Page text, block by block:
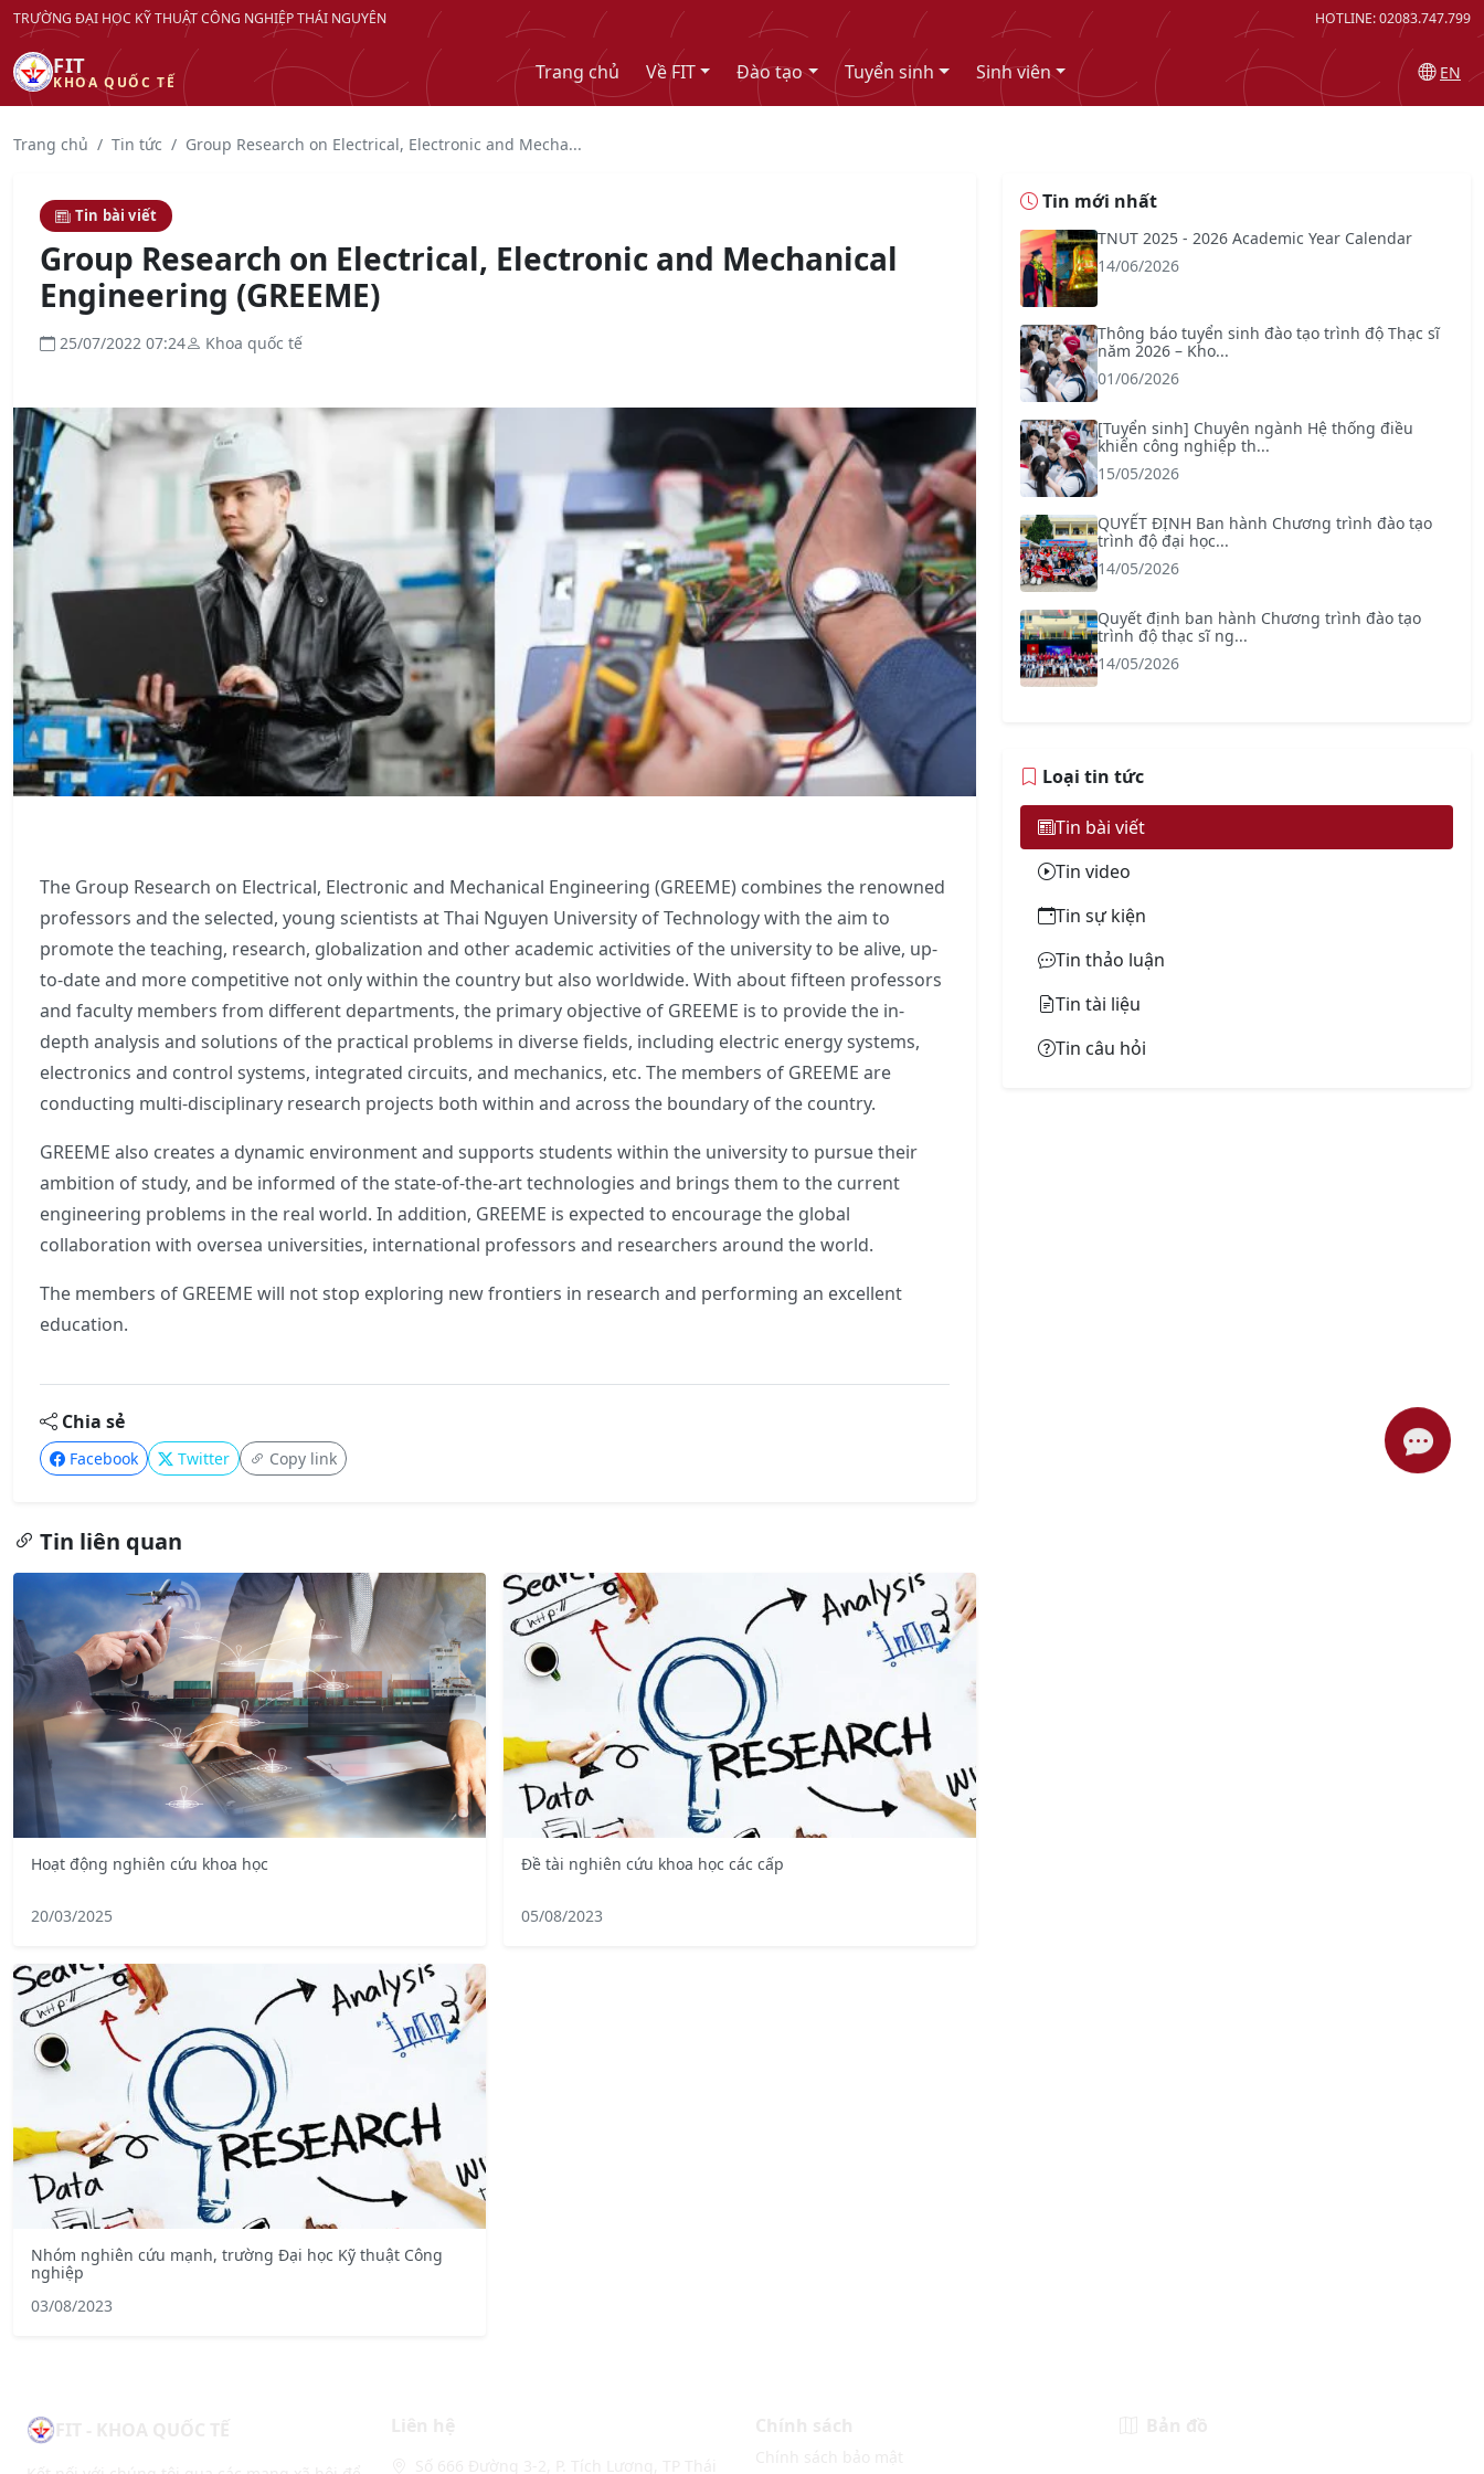
TRƯỜNG ĐẠI HỌC KỸ THUẬT CÔNG NGHIỆP THÁI NGUYÊN HOTLINE: 02083.747.799
FIT
KHOA QUỐC TẾ Trang chủ Về FIT Đào tạo Tuyển sinh Sinh viên EN
Trang chủ Tin tức Group Research on Electrical, Electronic and Mecha...
Tin bài viết
Group Research on Electrical, Electronic and Mechanical
Engineering (GREEME)
25/07/2022 07:24 Khoa quốc tế
The Group Research on Electrical, Electronic and Mechanical Engineering (GREEME) combines the renowned
professors and the selected, young scientists at Thai Nguyen University of Technology with the aim to
promote the teaching, research, globalization and other academic activities of the university to be alive, up-
to-date and more competitive not only within the country but also worldwide. With about fifteen professors
and faculty members from different departments, the primary objective of GREEME is to provide the in-
depth analysis and solutions of the practical problems in diverse fields, including electric energy systems,
electronics and control systems, integrated circuits, and mechanics, etc. The members of GREEME are
conducting multi-disciplinary research projects both within and across the boundary of the country.
GREEME also creates a dynamic environment and supports students within the university to pursue their
ambition of study, and be informed of the state-of-the-art technologies and brings them to the current
engineering problems in the real world. In addition, GREEME is expected to encourage the global
collaboration with oversea universities, international professors and researchers around the world.
The members of GREEME will not stop exploring new frontiers in research and performing an excellent
education.
Chia sẻ
Facebook Twitter Copy link
Tin liên quan
Hoạt động nghiên cứu khoa học
20/03/2025
Đề tài nghiên cứu khoa học các cấp
05/08/2023
Nhóm nghiên cứu mạnh, trường Đại học Kỹ thuật Công
nghiệp
03/08/2023
Tin mới nhất
TNUT 2025 - 2026 Academic Year Calendar
14/06/2026
Thông báo tuyển sinh đào tạo trình độ Thạc sĩ
năm 2026 – Kho...
01/06/2026
[Tuyển sinh] Chuyên ngành Hệ thống điều
khiển công nghiệp th...
15/05/2026
QUYẾT ĐỊNH Ban hành Chương trình đào tạo
trình độ đại học...
14/05/2026
Quyết định ban hành Chương trình đào tạo
trình độ thạc sĩ ng...
14/05/2026
Loại tin tức
Tin bài viết
Tin video
Tin sự kiện
Tin thảo luận
Tin tài liệu
Tin câu hỏi